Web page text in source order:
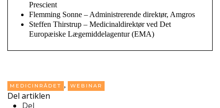
Prescient
Flemming Sonne – Administrerende direktør, Amgros
Steffen Thirstrup – Medicinaldirektør ved Det
Europæiske Lægemiddelagentur (EMA)
MEDICINRÅDET , WEBINAR
Del artiklen
Del